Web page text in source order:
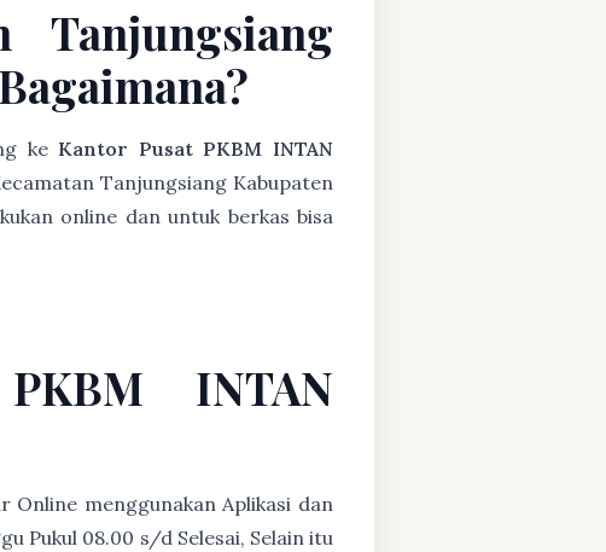
Tanjungsiang
ke Kantor Pusat PKBM INTAN
Tanjungsiang Kabupaten
online dan untuk berkas bisa
INTAN
Online menggunakan Aplikasi dan
Pukul 08.00 s/d Selesai, Selain itu